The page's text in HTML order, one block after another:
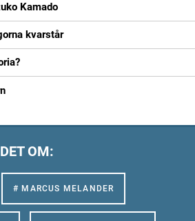
Kamado
kvarstår
OM:
# MARCUS MELANDER